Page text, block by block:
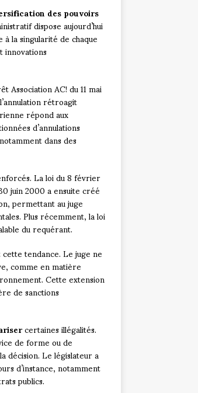
des pouvoirs
dispose aujourd’hui
la singularité de chaque
AC! du 11 mai
rétroagit
répond aux
d’annulations
dans des
La loi du 8 février
juin 2000 a ensuite créé
permettant au juge
Plus récemment, la loi
du requérant.
tendance. Le juge ne
comme en matière
Cette extension
de sanctions
certaines illégalités.
de forme ou de
décision. Le législateur a
d’instance, notamment
publics.